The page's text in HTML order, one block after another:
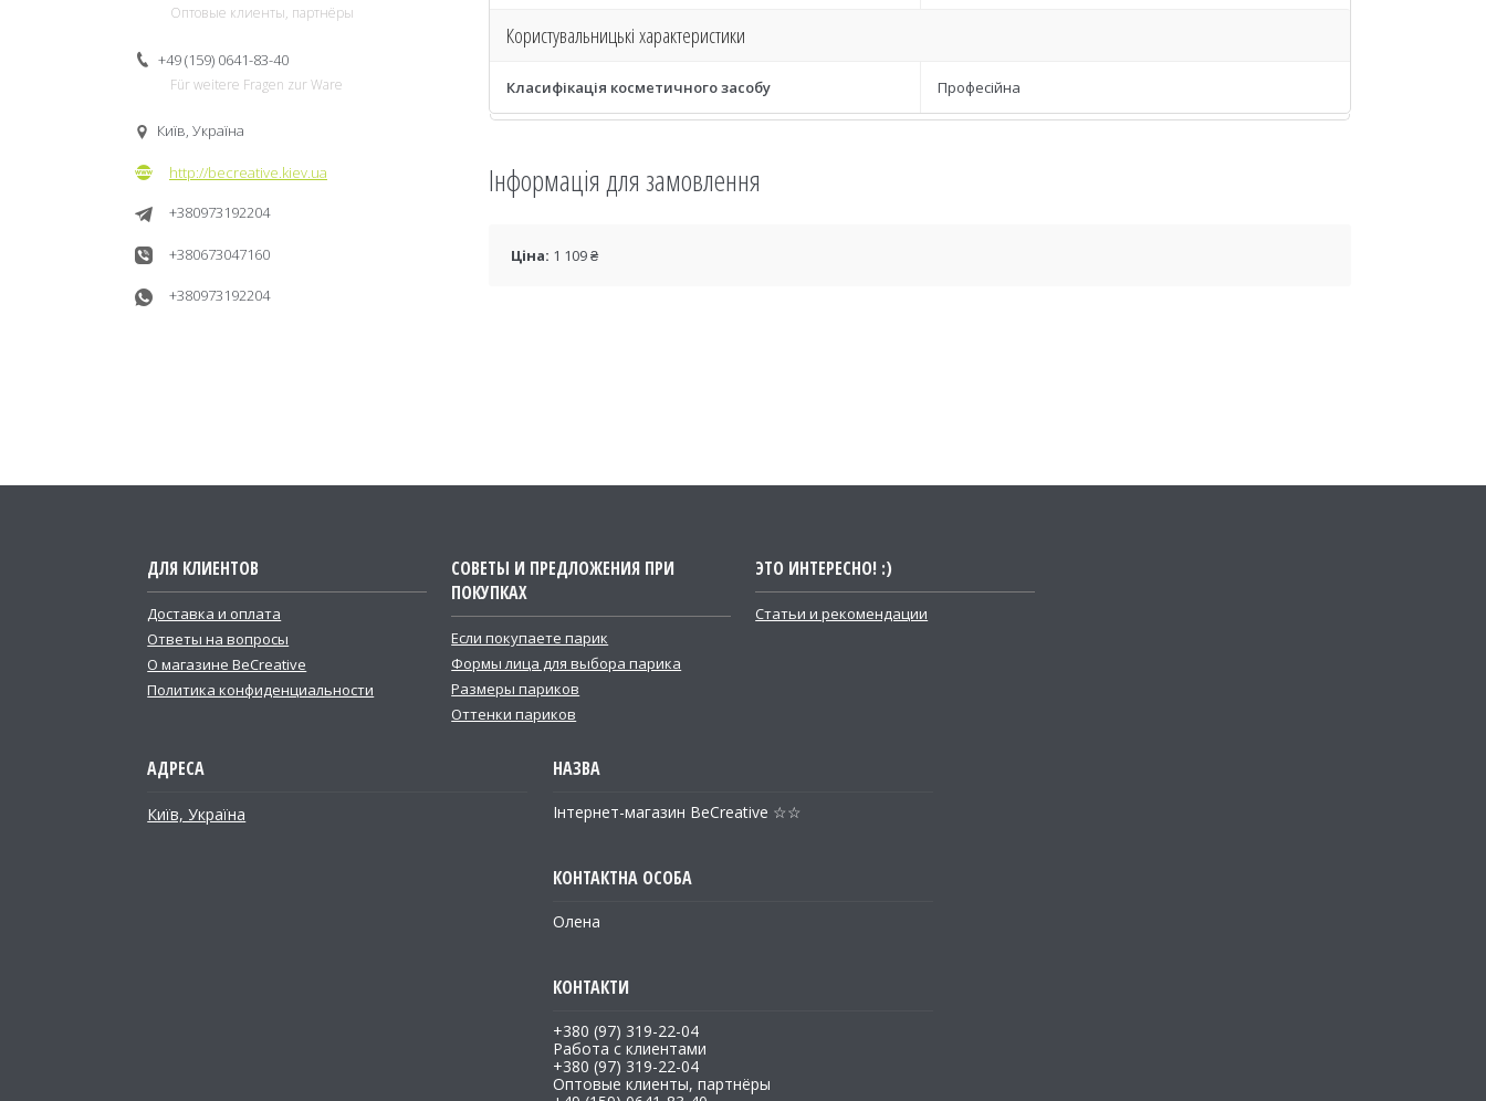
Користувальницькі характеристики
Класифікація косметичного засобу Професійна
Інформація для замовлення
Ціна: 1 109 ₴
Оптовые клиенты, партнёры
+49 (159) 0641-83-40
Für weitere Fragen zur Ware
Київ, Україна
http://becreative.kiev.ua
+380973192204
+380673047160
+380973192204
ДЛЯ КЛИЕНТОВ
Доставка и оплата
Ответы на вопросы
О магазине BeCreative
Политика конфиденциальности
СОВЕТЫ И ПРЕДЛОЖЕНИЯ ПРИ
ПОКУПКАХ
Если покупаете парик
Формы лица для выбора парика
Размеры париков
Оттенки париков
ЭТО ИНТЕРЕСНО! :)
Статьи и рекомендации
Київ, Україна Інтернет-магазин BeCreative ☆☆
Олена
+380 (97) 319-22-04
Работа с клиентами
+380 (97) 319-22-04
Оптовые клиенты, партнёры